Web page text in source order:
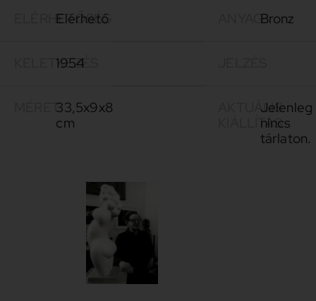
ELÉRHETŐSÉG
Elérhető ANYAGBronz
KELETKEZÉS
1954
MÉRET33,5x9x8
cm
AKTUÁLIS
KIÁLLÍTÁS
Jelenleg
nincs
tárlaton.